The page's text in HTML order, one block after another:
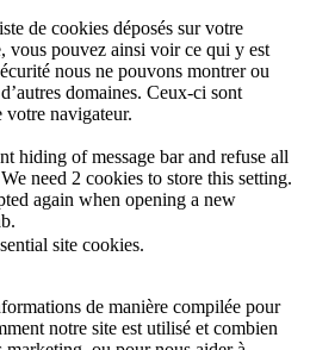
de cookies déposés sur votre
vous pouvez ainsi voir ce qui y est
nous ne pouvons montrer ou
domaines. Ceux-ci sont
votre navigateur.
hiding of message bar and refuse all
need 2 cookies to store this setting.
again when opening a new
site cookies.
de manière compilée pour
notre site est utilisé et combien